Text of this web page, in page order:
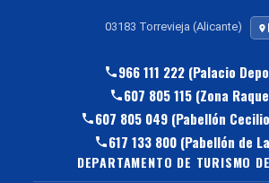
03183 Torrevieja (Alicante)
966 111 222 (Palacio
607 805 115 (Zona
607 805 049 (Pabellón
617 133 800 (Pabellón de
DEPARTAMENTO DE TURISMO